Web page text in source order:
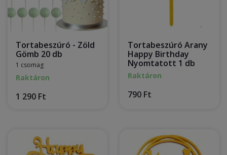
Tortabeszúró - Zöld
Gömb 20 db
1 csomag
Raktáron
1 290 Ft
Tortabeszúró Arany
Happy Birthday
Nyomtatott 1 db
Raktáron
790 Ft